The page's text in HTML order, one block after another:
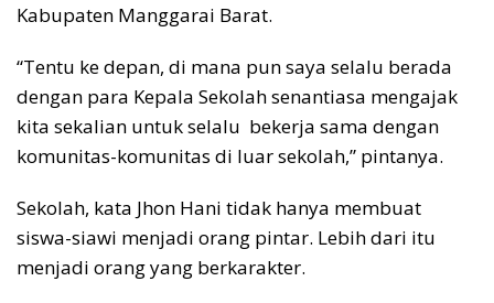
Kabupaten Manggarai Barat.
“Tentu ke depan, di mana pun saya selalu berada
dengan para Kepala Sekolah senantiasa mengajak
kita sekalian untuk selalu bekerja sama dengan
komunitas-komunitas di luar sekolah,” pintanya.
Sekolah, kata Jhon Hani tidak hanya membuat
siswa-siawi menjadi orang pintar. Lebih dari itu
menjadi orang yang berkarakter.